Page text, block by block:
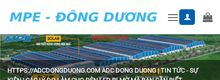
HTTPS://ADCDONGDUONG.COM ADC DONG DUONG|TIN TỨC - SỰ